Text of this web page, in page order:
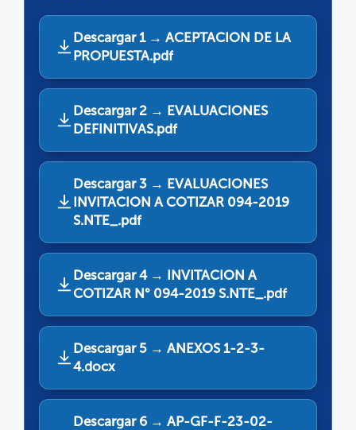
Descargar 1 → ACEPTACION DE LA
PROPUESTA.pdf
Descargar 2 → EVALUACIONES
DEFINITIVAS.pdf
Descargar 3 → EVALUACIONES
INVITACION A COTIZAR 094-2019
S.NTE_.pdf
Descargar 4 → INVITACION A
COTIZAR N° 094-2019 S.NTE_.pdf
Descargar 5 → ANEXOS 1-2-3-
4.docx
Descargar 6 → AP-GF-F-23-02-